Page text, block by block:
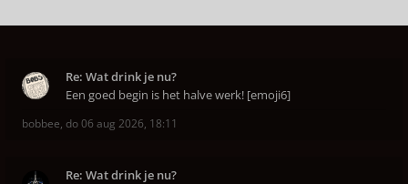
Re: Wat drink je nu?
Een goed begin is het halve werk! [emoji6]
bobbee, do 06 aug 2026, 18:11
Re: Wat drink je nu?